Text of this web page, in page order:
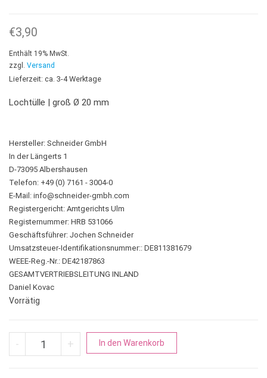
€3,90
Enthält 19% MwSt.
zzgl. Versand
Lieferzeit: ca. 3-4 Werktage
Lochtülle | groß Ø 20 mm
Hersteller: Schneider GmbH
In der Längerts 1
D-73095 Albershausen
Telefon: +49 (0) 7161 - 3004-0
E-Mail: info@schneider-gmbh.com
Registergericht: Amtgerichts Ulm
Registernummer: HRB 531066
Geschäftsführer: Jochen Schneider
Umsatzsteuer-Identifikationsnummer:: DE811381679
WEEE-Reg.-Nr.: DE42187863
GESAMTVERTRIEBSLEITUNG INLAND
Daniel Kovac
Vorrätig
- Lochtülle | Ø 20 mm Menge
+ In den Warenkorb